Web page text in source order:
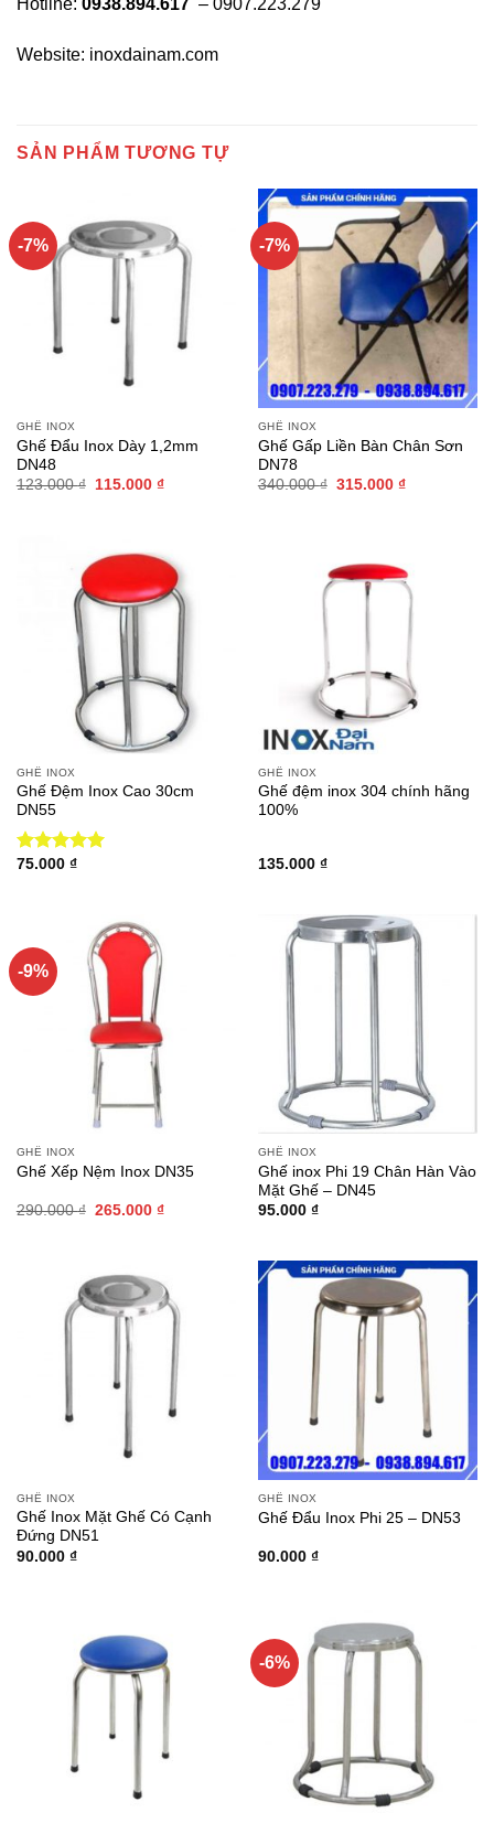
Hotline: 0938.894.617 – 0907.223.279
Website: inoxdainam.com
SẢN PHẨM TƯƠNG TỰ
-7%
GHẾ INOX
Ghế Đẩu Inox Dày 1,2mm
DN48
123.000₫
Giá
115.000 ₫Giá
-7%
GHẾ INOX
Ghế Gấp Liền Bàn Chân Sơn
DN78
340.000₫ Giá
315.000 ₫Giá
GHẾ INOX
Ghế Đệm Inox Cao 30cm
DN55
Được xếp
75.000 ₫
GHẾ INOX
Ghế đệm inox 304 chính hãng
100%
135.000 ₫
-9%
GHẾ INOX
Ghế Xếp Nệm Inox DN35
290.000₫ Giá
265.000 ₫Giá
GHẾ INOX
Ghế inox Phi 19 Chân Hàn Vào
Mặt Ghế – DN45
95.000 ₫
GHẾ INOX
Ghế Inox Mặt Ghế Có Cạnh
Đứng DN51
90.000 ₫
GHẾ INOX
Ghế Đẩu Inox Phi 25 – DN53
90.000 ₫
-6%